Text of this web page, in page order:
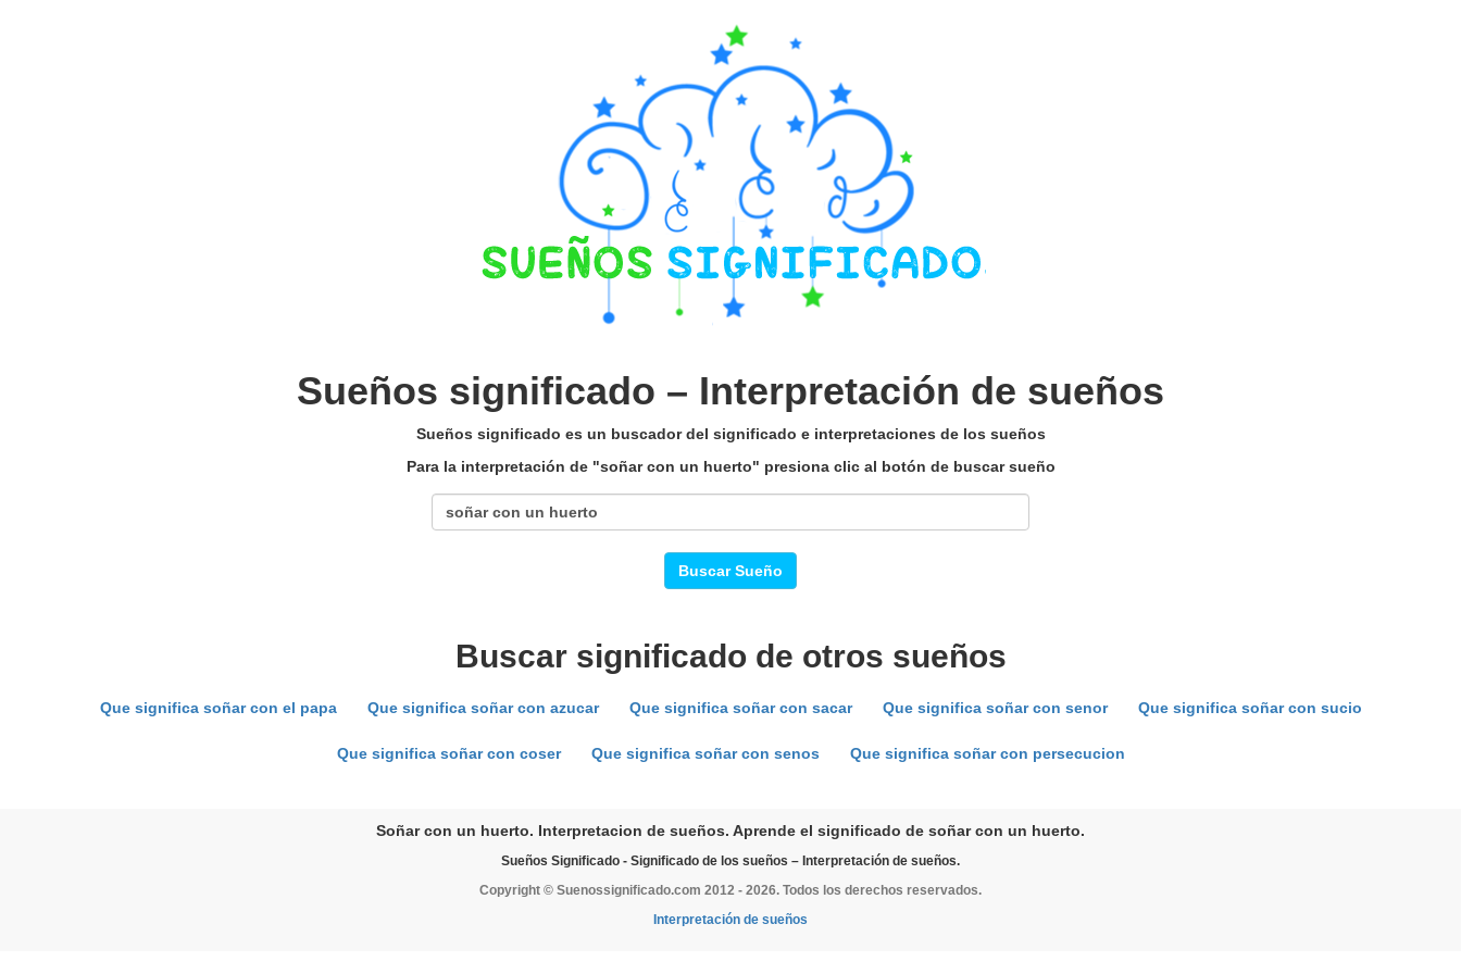
Sueños significado – Interpretación de sueños
Sueños significado es un buscador del significado e interpretaciones de los sueños
Para la interpretación de "soñar con un huerto" presiona clic al botón de buscar sueño
Buscar Sueño
Buscar significado de otros sueños
Que significa soñar con el papa Que significa soñar con azucar Que significa soñar con sacar Que significa soñar con senor Que significa soñar con sucio
Que significa soñar con coser Que significa soñar con senos Que significa soñar con persecucion
Soñar con un huerto. Interpretacion de sueños. Aprende el significado de soñar con un huerto.
Sueños Significado - Significado de los sueños – Interpretación de sueños.
Copyright © Suenossignificado.com 2012 - 2026. Todos los derechos reservados.
Interpretación de sueños